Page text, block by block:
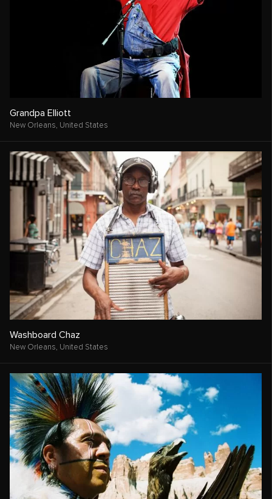
Grandpa Elliott
New Orleans, United States
Washboard Chaz
New Orleans, United States